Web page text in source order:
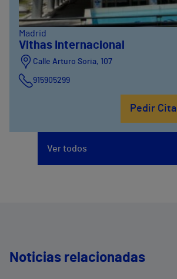
Madrid
Vithas Internacional
Calle Arturo Soria, 107
915905299
Pedir Cita
Ver todos
Noticias relacionadas